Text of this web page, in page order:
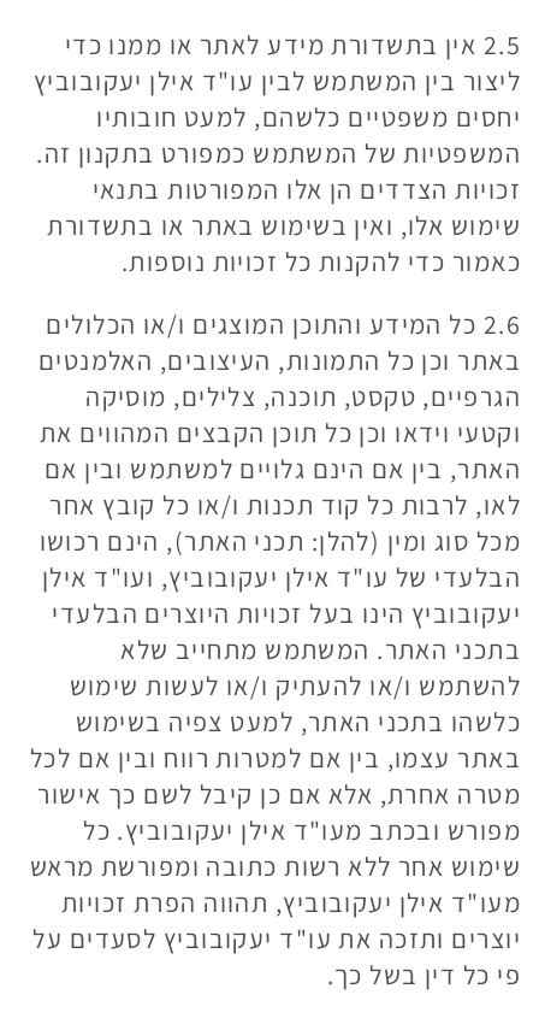
2.5 אין בתשדורת מידע לאתר או ממנו כדי
ליצור בין המשתמש לבין עו"ד אילן יעקובוביץ
יחסים משפטיים כלשהם, למעט חובותיו
המשפטיות של המשתמש כמפורט בתקנון זה.
זכויות הצדדים הן אלו המפורטות בתנאי
שימוש אלו, ואין בשימוש באתר או בתשדורת
כאמור כדי להקנות כל זכויות נוספות.
2.6 כל המידע והתוכן המוצגים ו/או הכלולים
באתר וכן כל התמונות, העיצובים, האלמנטים
הגרפיים, טקסט, תוכנה, צלילים, מוסיקה
וקטעי וידאו וכן כל תוכן הקבצים המהווים את
האתר, בין אם הינם גלויים למשתמש ובין אם
לאו, לרבות כל קוד תכנות ו/או כל קובץ אחר
מכל סוג ומין (להלן: תכני האתר), הינם רכושו
הבלעדי של עו"ד אילן יעקובוביץ, ועו"ד אילן
יעקובוביץ הינו בעל זכויות היוצרים הבלעדי
בתכני האתר. המשתמש מתחייב שלא
להשתמש ו/או להעתיק ו/או לעשות שימוש
כלשהו בתכני האתר, למעט צפיה בשימוש
באתר עצמו, בין אם למטרות רווח ובין אם לכל
מטרה אחרת, אלא אם כן קיבל לשם כך אישור
מפורש ובכתב מעו"ד אילן יעקובוביץ. כל
שימוש אחר ללא רשות כתובה ומפורשת מראש
מעו"ד אילן יעקובוביץ, תהווה הפרת זכויות
יוצרים ותזכה את עו"ד יעקובוביץ לסעדים על
פי כל דין בשל כך.